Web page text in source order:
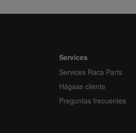
Article number
Unit
Minimum order
Order multiple
Services
Services Raca Parts
Hágase cliente
Preguntas frecuentes